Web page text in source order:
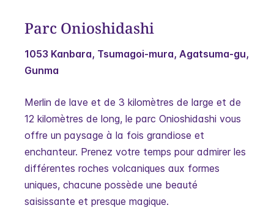
Parc Onioshidashi
1053 Kanbara, Tsumagoi-mura, Agatsuma-gu,
Gunma
Merlin de lave et de 3 kilomètres de large et de
12 kilomètres de long, le parc Onioshidashi vous
offre un paysage à la fois grandiose et
enchanteur. Prenez votre temps pour admirer les
différentes roches volcaniques aux formes
uniques, chacune possède une beauté
saisissante et presque magique.